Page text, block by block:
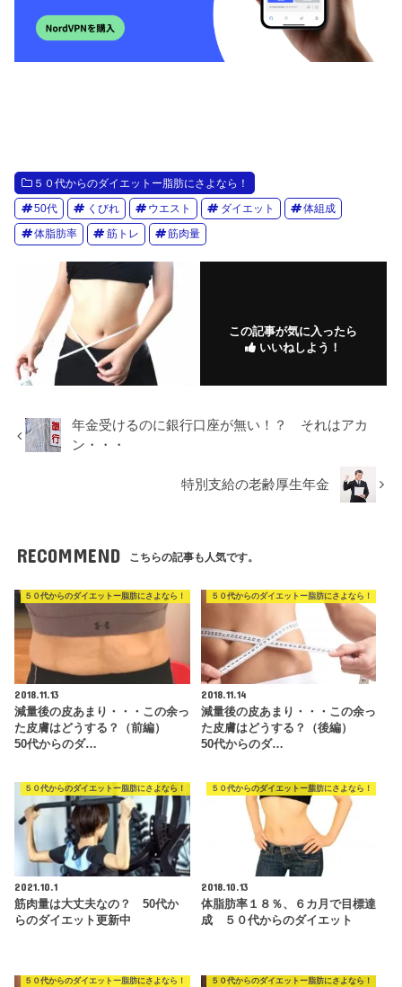
５０代からのダイエットー脂肪にさよなら！
50代 くびれ ウエスト ダイエット 体組成
体脂肪率 筋トレ 筋肉量
この記事が気に入ったら
いいねしよう！
年金受けるのに銀行口座が無い！？ それはアカ
ン・・・
特別支給の老齢厚生年金
RECOMMEND こちらの記事も人気です。
５０代からのダイエットー脂肪にさよなら！
2018.11.13
減量後の皮あまり・・・この余っ
た皮膚はどうする？（前編）
50代からのダ…
５０代からのダイエットー脂肪にさよなら！
2018.11.14
減量後の皮あまり・・・この余っ
た皮膚はどうする？（後編）
50代からのダ…
５０代からのダイエットー脂肪にさよなら！
2021.10.1
筋肉量は大丈夫なの？ 50代か
らのダイエット更新中
５０代からのダイエットー脂肪にさよなら！
2018.10.13
体脂肪率１８％、６カ月で目標達
成 ５０代からのダイエット
５０代からのダイエットー脂肪にさよなら！ ５０代からのダイエットー脂肪にさよなら！